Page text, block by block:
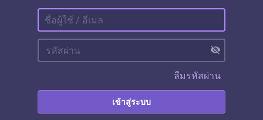
visibility_off
ลืมรหัสผ่าน
เข้าสู่ระบบ